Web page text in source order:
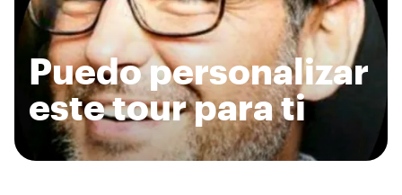
Puedo personalizar
este tour para ti